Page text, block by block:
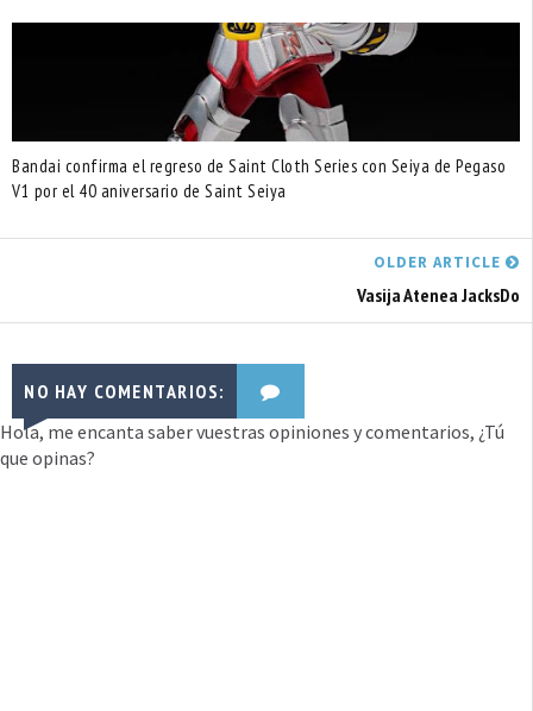
Bandai confirma el regreso de Saint Cloth Series con Seiya de Pegaso
V1 por el 40 aniversario de Saint Seiya
OLDER ARTICLE
Vasija Atenea JacksDo
NO HAY COMENTARIOS:
Hola, me encanta saber vuestras opiniones y comentarios, ¿Tú
que opinas?